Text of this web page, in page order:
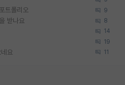
트폴리오 9
받나요 8
14
19
요 11